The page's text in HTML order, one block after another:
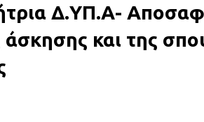
Δ.ΥΠ.Α-
και της